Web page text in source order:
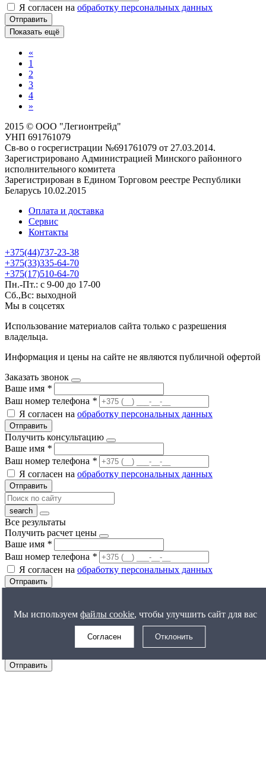
Я согласен на обработку персональных данных
Отправить
Показать ещё
«
1
2
3
4
»
2015 © ООО "Легионтрейд"
УНП 691761079
Св-во о госрегистрации №691761079 от 27.03.2014.
Зарегистрировано Администрацией Минского районного
исполнительного комитета
Зарегистрирован в Едином Торговом реестре Республики
Беларусь 10.02.2015
Оплата и доставка
Сервис
Контакты
+375(44)737-23-38
+375(33)335-64-70
+375(17)510-64-70
Пн.-Пт.: с 9-00 до 17-00
Сб.,Вс: выходной
Мы в соцсетях
Использование материалов сайта только с разрешения
владельца.
Информация и цены на сайте не являются публичной офертой
Заказать звонок
Ваше имя *
Ваш номер телефона *
Я согласен на обработку персональных данных
Отправить
Получить консультацию
Ваше имя *
Ваш номер телефона *
Я согласен на обработку персональных данных
Отправить
Все результаты
Получить расчет цены
Ваше имя *
Ваш номер телефона *
Я согласен на обработку персональных данных
Отправить
Ваш номер телефона*
Отправить
Мы используемфайлы cookie, чтобы улучшить сайт для вас
Согласен Отклонить